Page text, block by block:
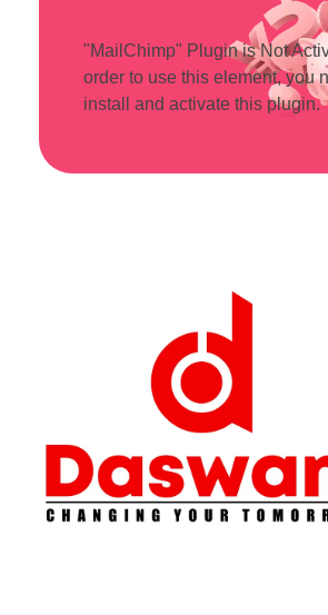
"MailChimp" Plugin is Not
order to use this element, you
install and activate this plugin.